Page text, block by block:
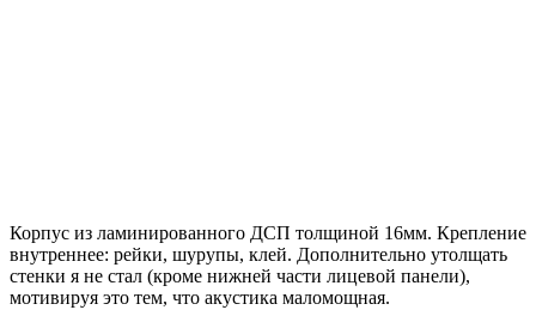
Корпус из ламинированного ДСП толщиной 16мм. Крепление
внутреннее: рейки, шурупы, клей. Дополнительно утолщать
стенки я не стал (кроме нижней части лицевой панели),
мотивируя это тем, что акустика маломощная.